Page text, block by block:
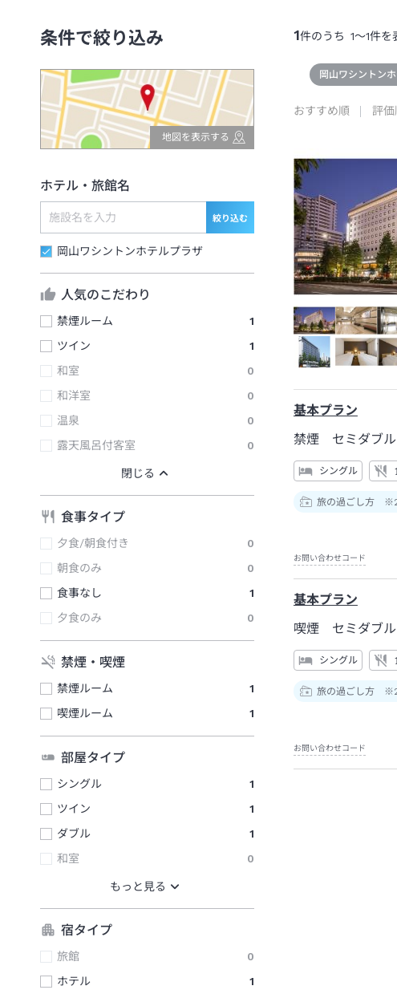
条件で絞り込み
地図を表示する
ホテル・旅館名
絞り込む
岡山ワシントンホテルプラザ
人気のこだわり
禁煙ルーム
1
ツイン
1
和室
0
和洋室
0
温泉
0
露天風呂付客室
0
食事タイプ
夕食/朝食付き
0
朝食のみ
0
食事なし
1
夕食のみ
0
禁煙・喫煙
禁煙ルーム
1
喫煙ルーム
1
部屋タイプ
シングル
1
ツイン
1
ダブル
1
和室
0
宿タイプ
旅館
0
ホテル
1
1件のうち 1～1件を
岡山ワシントン
おすすめ順 評価
基本プラン
禁煙 セミダブル
シングル
旅の過ごし方
お問い合わせコード
基本プラン
喫煙 セミダブル
シングル
旅の過ごし方
お問い合わせコード